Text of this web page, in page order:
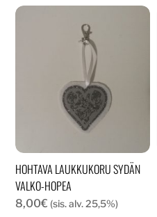
HOHTAVA LAUKKUKORU SYDÄN
VALKO-HOPEA
8,00€ (sis. alv. 25,5%)